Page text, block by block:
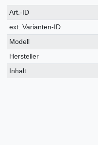
Technisches
Merkmal
Wert
Art.-ID
ext. Varianten-ID
Modell
Hersteller
Inhalt